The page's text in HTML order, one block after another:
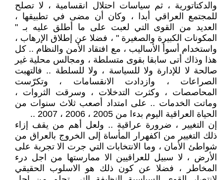
والدكتاتورية ، ثم سياسات احتلال انقسامية ، لا تصلح
للمجتمع العراقي أبدا ، وكان أن مضى في تطبيقها ،
العديد من القوى التي لعبت على ما أطلق عليه بـ "
المكونات الكبيرة والصغيرة " ، فضلا عن إطلاق الإرهاب ،
واستخدام أسوأ الأساليب ، مع افتقاد الأمن والنظام .. كل
هذا وذاك أتى سابقا بقوى متسلطة ، ومجالس محلية غير
صالحة لا للإدارة ولا للسياسة ، ولا للسلطة .. فالتهبت
الصراعات ، وازدادت الانقسامات ، وتكرّست
المحاصصات ، وكثرت التدخلات ، وسرقت الثروات ،
وماتت الخدمات .. على امتداد أصعب ثلاث سنوات من
الحياة العراقية اليوم بدءا من 2005 ، 2006 ، 2007 ..
إن التغيير ، ضرورة عراقية .. ولعل أهم من يقف إزاء
ذلك التغيير من اكفهرار المأساة إلى الخروج بالعراق من
شواطئ الأمان ، وما الانتخابات التي جرت الا تجربة على
الأرض ، لا سبيل للعراقيين الا ممارستها من اجل درء
المخاطر ، فضلا عن كون ذلك هو الاسلوب الحقيقي